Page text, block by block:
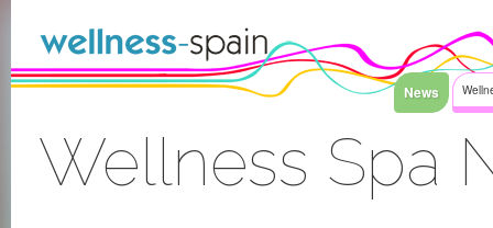
News
Wellness Spa